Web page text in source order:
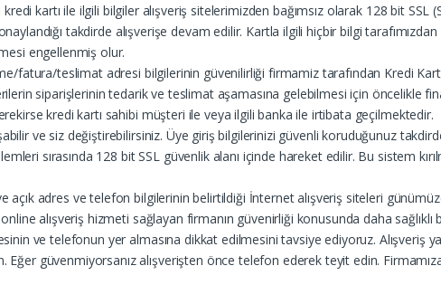
kredi kartı ile ilgili bilgiler alışveriş sitelerimizden bağımsız olarak 128 bit
onaylandığı takdirde alışverişe devam edilir. Kartla ilgili hiçbir bilgi
engellenmiş olur.
fatura/teslimat adresi bilgilerinin güvenilirliği firmamiz tarafından Kredi
siparişlerinin tedarik ve teslimat aşamasına gelebilmesi için öncelikle
kredi kartı sahibi müşteri ile veya ilgili banka ile irtibata geçilmektedir.
ve siz değiştirebilirsiniz. Üye giriş bilgilerinizi güvenli koruduğunuz
sırasında 128 bit SSL güvenlik alanı içinde hareket edilir. Bu sistem
adres ve telefon bilgilerinin belirtildiği İnternet alışveriş siteleri
alışveriş hizmeti sağlayan firmanın güvenirliği konusunda daha sağlıklı
ve telefonun yer almasına dikkat edilmesini tavsiye ediyoruz. Alışveriş
güvenmiyorsanız alışverişten önce telefon ederek teyit edin.